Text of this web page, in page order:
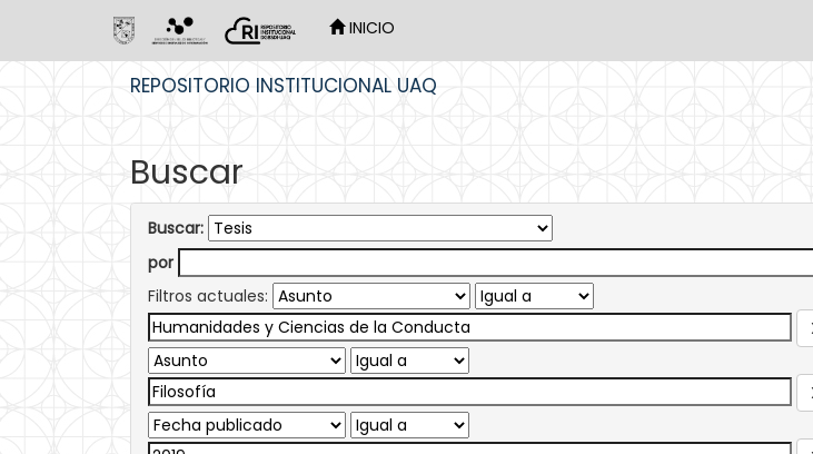
INICIO
REPOSITORIO INSTITUCIONAL UAQ
Buscar
Buscar:
por
Filtros actuales: